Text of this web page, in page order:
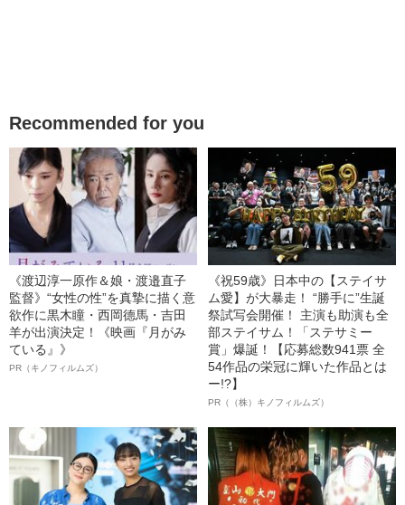
Recommended for you
《渡辺淳一原作＆娘・渡邉直子
監督》“女性の性”を真摯に描く意
欲作に黒木瞳・西岡德馬・吉田
羊が出演決定！《映画『月がみ
ている』》
PR（キノフィルムズ）
《祝59歳》日本中の【ステイサ
ム愛】が大暴走！ “勝手に”生誕
祭試写会開催！ 主演も助演も全
部ステイサム！「ステサミー
賞」爆誕！【応募総数941票 全
54作品の栄冠に輝いた作品とは
ー!?】
PR（（株）キノフィルムズ）